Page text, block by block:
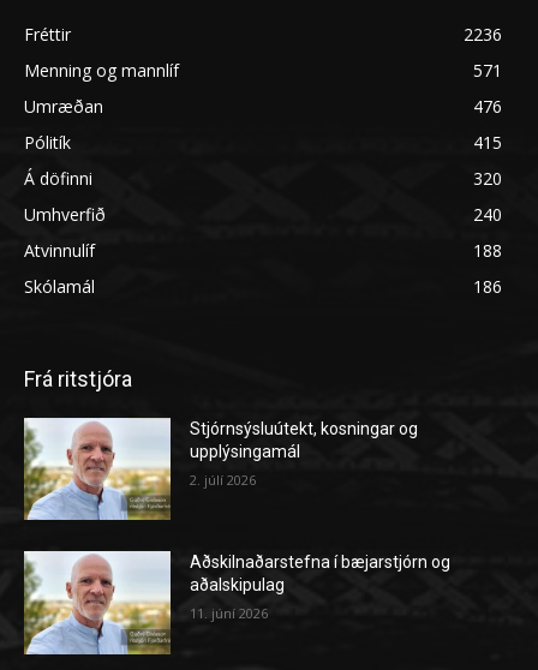
Fréttir
2236
Menning og mannlíf
571
Umræðan
476
Pólitík
415
Á döfinni
320
Umhverfið
240
Atvinnulíf
188
Skólamál
186
Frá ritstjóra
Stjórnsýsluútekt, kosningar og
upplýsingamál
2. júlí 2026
Aðskilnaðarstefna í bæjarstjórn og
aðalskipulag
11. júní 2026